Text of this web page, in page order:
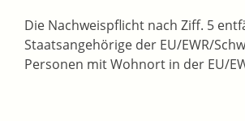
Die Nachweispflicht nach Ziff. 5
Staatsangehörige der EU/EWR/
Personen mit Wohnort in der EU/